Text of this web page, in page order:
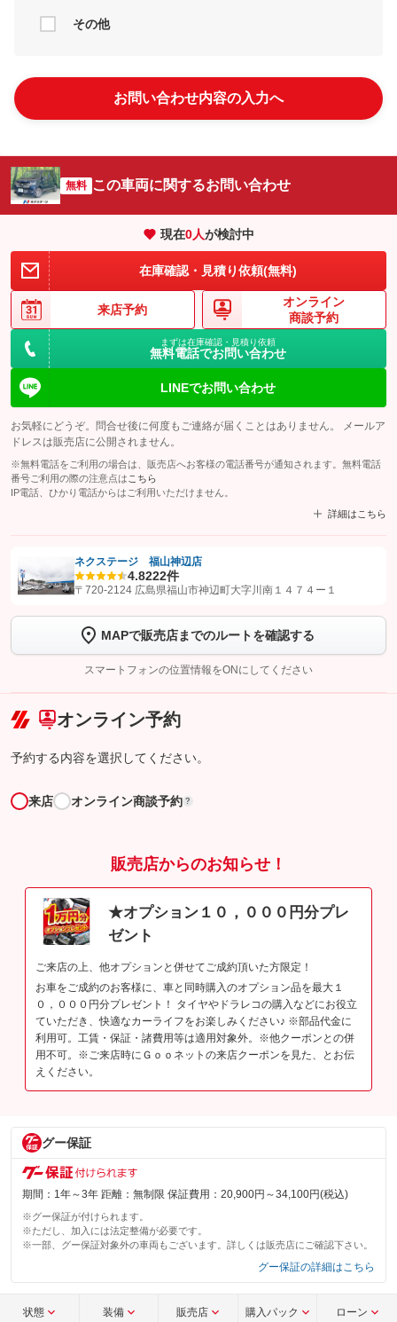
その他
お問い合わせ内容の入力へ
無料 この車両に関するお問い合わせ
現在0人が検討中
在庫確認・見積り依頼(無料)
来店予約
オンライン
商談予約
まずは在庫確認・見積り依頼
無料電話でお問い合わせ
LINEでお問い合わせ
お気軽にどうぞ。問合せ後に何度もご連絡が届くことはありません。 メールア
ドレスは販売店に公開されません。
※無料電話をご利用の場合は、販売店へお客様の電話番号が通知されます。無料電話
番号ご利用の際の注意点は こちら
IP電話、ひかり電話からはご利用いただけません。
詳細はこちら
【STEP1】認証画面でグーネットを友だち追加してから「許可する」ボタンを押
トーク画面で
ボタンをタップして問い合わせを
完了してください。
こちら
ネクステージ 福山神辺店
4.8222件
〒720-2124 広島県福山市神辺町大字川南１４７４ー１
MAPで販売店までのルートを確認する
スマートフォンの位置情報をONにしてください
オンライン予約
予約する内容を選択してください。
来店 オンライン商談予約 ?
販売店からのお知らせ！
★オプション１０，０００円分プレ
ゼント
ご来店の上、他オプションと併せてご成約頂いた方限定！
お車をご成約のお客様に、車と同時購入のオプション品を最大１
０，０００円分プレゼント！ タイヤやドラレコの購入などにお役立
ていただき、快適なカーライフをお楽しみください♪ ※部品代金に
利用可。工賃・保証・諸費用等は適用対象外。※他クーポンとの併
用不可。※ご来店時にＧｏｏネットの来店クーポンを見た、とお伝
えください。
グー保証
期間：1年～3年 距離：無制限 保証費用：20,900円～34,100円(税込)
※グー保証が付けられます。
※ただし、加入には法定整備が必要です。
※一部、グー保証対象外の車両もございます。詳しくは販売店にご確認下さい。
グー保証の詳細はこちら
状態 装備 販売店 購入パック ローン